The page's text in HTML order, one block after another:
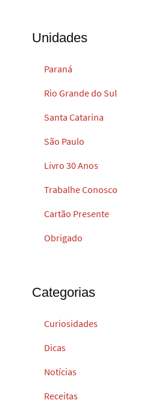
Unidades
Paraná
Rio Grande do Sul
Santa Catarina
São Paulo
Livro 30 Anos
Trabalhe Conosco
Cartão Presente
Obrigado
Categorias
Curiosidades
Dicas
Notícias
Receitas